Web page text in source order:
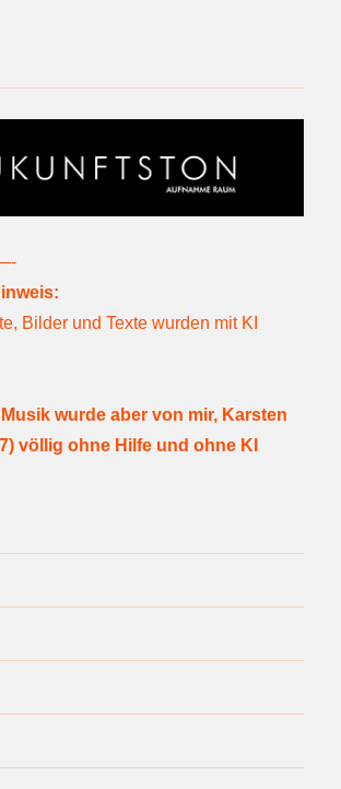
Bilder und Texte wurden mit KI
wurde aber von mir, Karsten
völlig ohne Hilfe und ohne KI